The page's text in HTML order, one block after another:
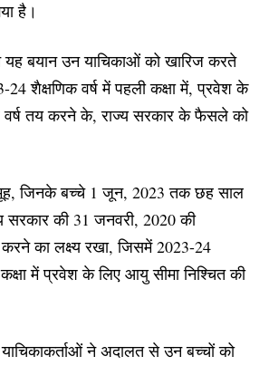
है।
बयान उन याचिकाओं को खारिज करते
24 शैक्षणिक वर्ष में पहली कक्षा में, प्रवेश के
तय करने के, राज्य सरकार के फैसले को
जिनके बच्चे 1 जून, 2023 तक छह साल
सरकार की 31 जनवरी, 2020 की
का लक्ष्य रखा, जिसमें 2023-24
में प्रवेश के लिए आयु सीमा निश्चित की
ने अदालत से उन बच्चों को